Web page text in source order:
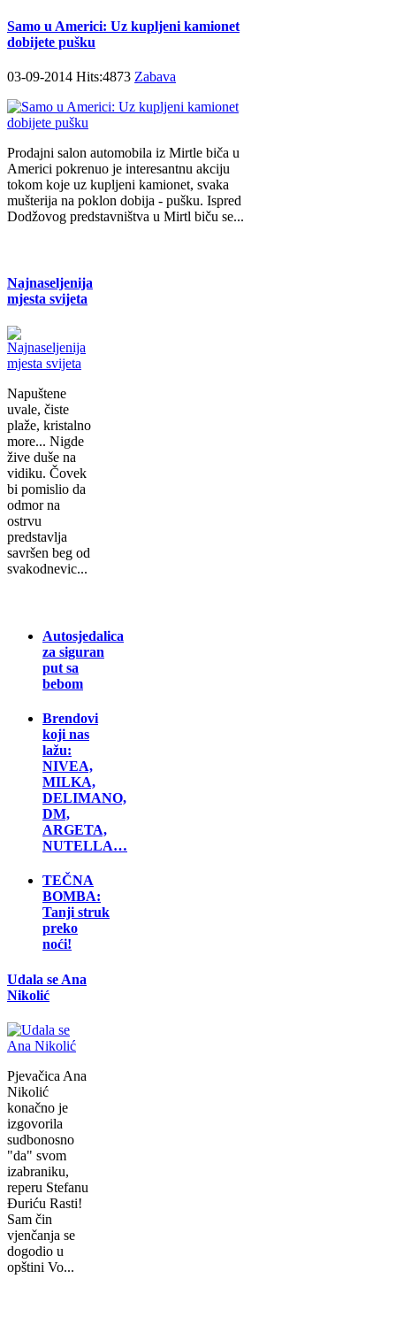
Samo u Americi: Uz kupljeni kamionet
dobijete pušku
03-09-2014 Hits:4873 Zabava
Prodajni salon automobila iz Mirtle biča u
Americi pokrenuo je interesantnu akciju
tokom koje uz kupljeni kamionet, svaka
mušterija na poklon dobija - pušku. Ispred
Dodžovog predstavništva u Mirtl biču se...
Najnaseljenija
mjesta svijeta
Napuštene
uvale, čiste
plaže, kristalno
more... Nigde
žive duše na
vidiku. Čovek
bi pomislio da
odmor na
ostrvu
predstavlja
savršen beg od
svakodnevic...
Autosjedalica
za siguran
put sa
bebom
Brendovi
koji nas
lažu:
NIVEA,
MILKA,
DELIMANO,
DM,
ARGETA,
NUTELLA…
TEČNA
BOMBA:
Tanji struk
preko
noći!
Udala se Ana
Nikolić
Pjevačica Ana
Nikolić
konačno je
izgovorila
sudbonosno
"da" svom
izabraniku,
reperu Stefanu
Đuriću Rasti!
Sam čin
vjenčanja se
dogodio u
opštini Vo...